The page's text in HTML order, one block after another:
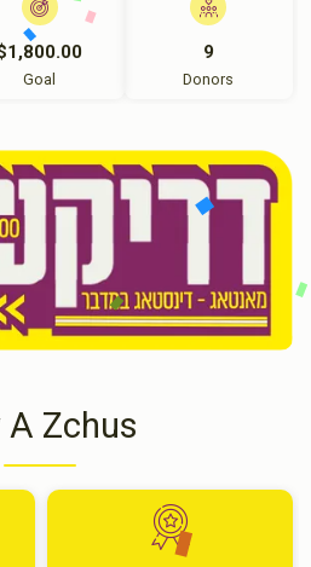
Goal
9
Donors
A Zchus